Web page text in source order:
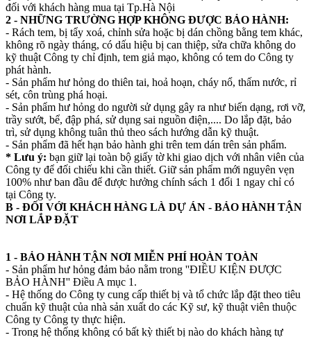
đối với khách hàng mua tại Tp.Hà Nội
2 - NHỮNG TRƯỜNG HỢP KHÔNG ĐƯỢC BẢO HÀNH:
- Rách tem, bị tẩy xoá, chỉnh sửa hoặc bị dán chồng bằng tem khác,
không rõ ngày tháng, có dấu hiệu bị can thiệp, sửa chữa không do
kỹ thuật Công ty chỉ định, tem giả mạo, không có tem do Công ty
phát hành.
- Sản phẩm hư hỏng do thiên tai, hoả hoạn, cháy nổ, thấm nước, rỉ
sét, côn trùng phá hoại.
- Sản phẩm hư hỏng do người sử dụng gây ra như biến dạng, rơi vỡ,
trầy sướt, bể, đập phá, sử dụng sai nguồn điện,.... Do lắp đặt, bảo
trì, sử dụng không tuân thủ theo sách hướng dẫn kỹ thuật.
- Sản phẩm đã hết hạn bảo hành ghi trên tem dán trên sản phẩm.
* Lưu ý: bạn giữ lại toàn bộ giấy tờ khi giao dịch với nhân viên của
Công ty để đối chiếu khi cần thiết. Giữ sản phẩm mới nguyên vẹn
100% như ban đầu để được hưởng chính sách 1 đổi 1 ngay chỉ có
tại Công ty.
B - ĐỐI VỚI KHÁCH HÀNG LÀ DỰ ÁN - BẢO HÀNH TẬN
NƠI LẮP ĐẶT
1 - BẢO HÀNH TẬN NƠI MIỄN PHÍ HOÀN TOÀN
- Sản phẩm hư hỏng đảm bảo nằm trong ''ĐIỀU KIỆN ĐƯỢC
BẢO HÀNH'' Điều A mục 1.
- Hệ thống do Công ty cung cấp thiết bị và tổ chức lắp đặt theo tiêu
chuẩn kỹ thuật của nhà sản xuất do các Kỹ sư, kỹ thuật viên thuộc
Công ty Công ty thực hiện.
- Trong hệ thống không có bất kỳ thiết bị nào do khách hàng tự